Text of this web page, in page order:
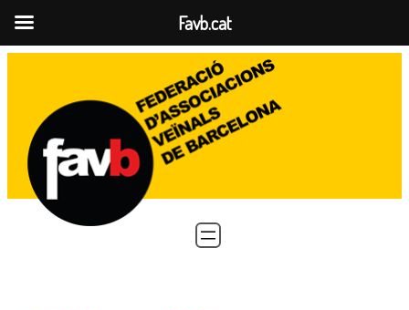
contingut
Favb.cat